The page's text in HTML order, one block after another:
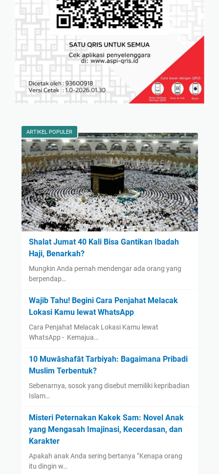
ARTIKEL POPULER
Shalat Jumat 40 Kali Bisa Gantikan Ibadah
Haji, Benarkah?
Mungkin Anda pernah mendengar ada orang yang
berpendap…
Wajib Tahu! Begini Cara Penjahat Melacak
Lokasi Kamu lewat WhatsApp
Cara Penjahat Melacak Lokasi Kamu lewat
WhatsApp - Kemajua…
10 Muwāshafāt Tarbiyah: Bagaimana Pribadi
Muslim Terbentuk?
Sebenarnya, sosok yang disebut memiliki kepribadian
Islam…
Misteri Peternakan Kakek Sam: Novel Anak
yang Mengasah Imajinasi, Kecerdasan, dan
Karakter
Apakah anak Anda sering bertanya “Kenapa orang
itu dingin w…